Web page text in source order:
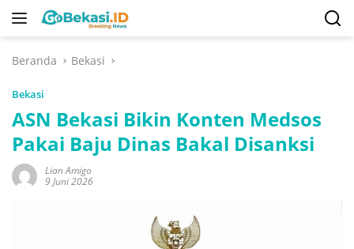
Langsung
Beranda
Bekasi
Bekasi
ASN Bekasi Bikin Konten Medsos
Pakai Baju Dinas Bakal Disanksi
Lian Amigo
9 Juni 2026